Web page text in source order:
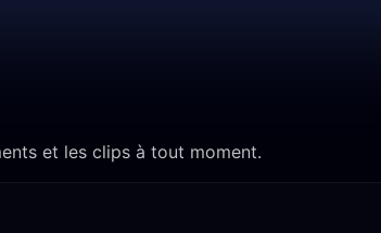
et les clips à tout moment.